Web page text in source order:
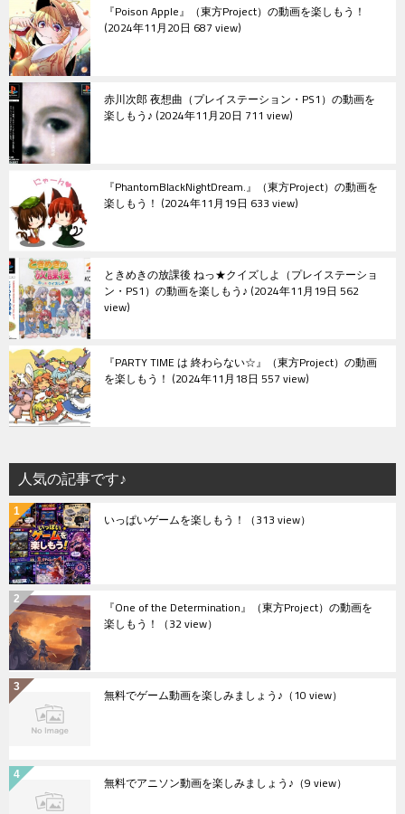
『Poison Apple』（東方Project）の動画を楽しもう！
2024年11月20日 687 view
赤川次郎 夜想曲（プレイステーション・PS1）の動画を
楽しもう♪ 2024年11月20日 711 view
『PhantomBlackNightDream.』（東方Project）の動画を
楽しもう！ 2024年11月19日 633 view
ときめきの放課後 ねっ★クイズしよ（プレイステーショ
ン・PS1）の動画を楽しもう♪ 2024年11月19日 562
view
『PARTY TIME は 終わらない☆』（東方Project）の動画
を楽しもう！ 2024年11月18日 557 view
人気の記事です♪
いっぱいゲームを楽しもう！ （313 view）
『One of the Determination』（東方Project）の動画を
楽しもう！ （32 view）
無料でゲーム動画を楽しみましょう♪ （10 view）
無料でアニソン動画を楽しみましょう♪ （9 view）